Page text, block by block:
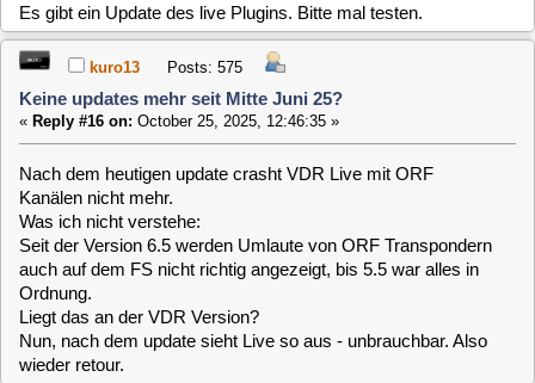
kuro13 Posts: 575
Keine updates mehr seit Mitte Juni 25?
«Reply #16 on: October 25, 2025, 12:46:35 »
Nach dem heutigen update crasht VDR Live mit ORF
Kanälen nicht mehr.
auch auf dem FS nicht richtig angezeigt, bis 5.5 war alles in
Ordnung.
Liegt das an der VDR Version?
Nun, nach dem update sieht Live so aus - unbrauchbar. Also
franky
Keine updates mehr seit Mitte Juni 25?
«Reply #17 on:October 25, 2025, 13:22:31 »